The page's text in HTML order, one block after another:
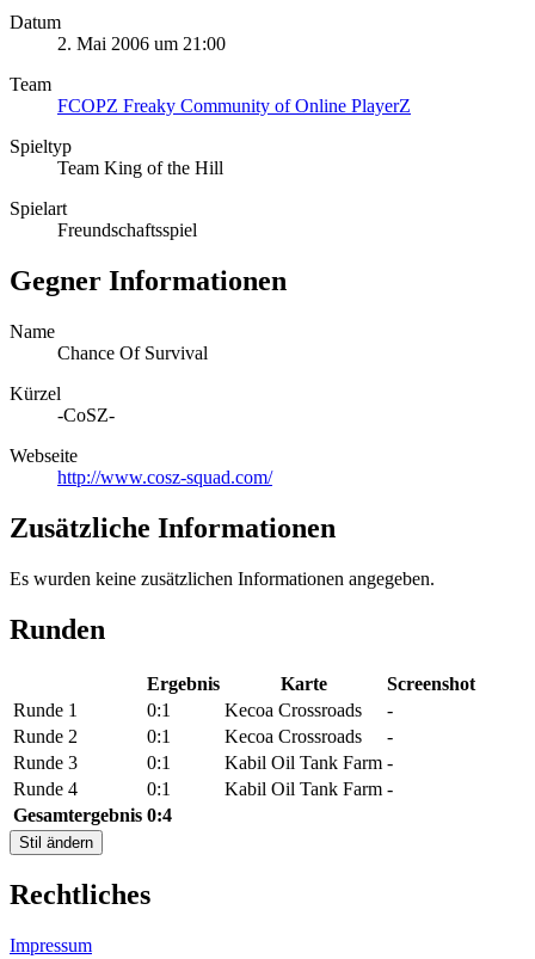
Datum
2. Mai 2006 um 21:00
Team
FCOPZ Freaky Community of Online PlayerZ
Spieltyp
Team King of the Hill
Spielart
Freundschaftsspiel
Gegner Informationen
Name
Chance Of Survival
Kürzel
-CoSZ-
Webseite
http://www.cosz-squad.com/
Zusätzliche Informationen
Es wurden keine zusätzlichen Informationen angegeben.
Runden
Ergebnis Karte
Screenshot
Runde 1
0:1 Kecoa Crossroads
-
Runde 2
0:1 Kecoa Crossroads
-
Runde 3
0:1 Kabil Oil Tank Farm -
Runde 4
0:1 Kabil Oil Tank Farm -
Gesamtergebnis 0:4
Stil ändern
Rechtliches
Impressum